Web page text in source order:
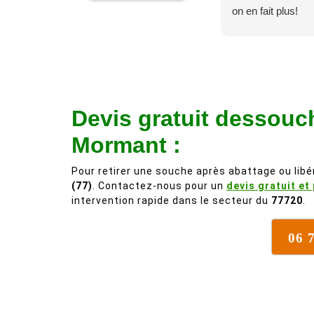
on en fait plus!
Devis gratuit
Mormant :
Pour retirer une souche après abattage ou
(77)
. Contactez-nous pour un devis gratuit et
intervention rapide dans le secteur du 77720
06